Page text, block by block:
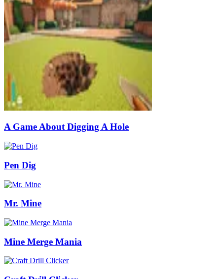
A Game About Digging A Hole
Pen Dig
Mr. Mine
Mine Merge Mania